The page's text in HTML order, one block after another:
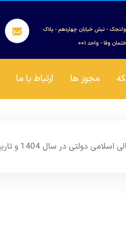
- نبش خیابان چهاردهم - پلاک
مجوز ها ارتباط با ما
1404 و تاریخ برگزاري حراج نهم